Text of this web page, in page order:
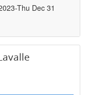
Thu Dec 31